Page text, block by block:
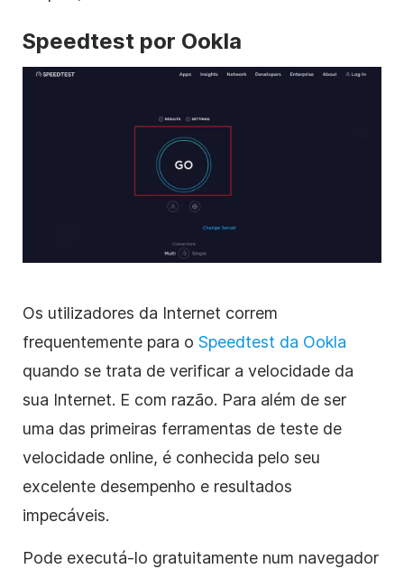
Speedtest por Ookla
Os utilizadores da Internet correm
frequentemente para o Speedtest da Ookla
quando se trata de verificar a velocidade da
sua Internet. E com razão. Para além de ser
uma das primeiras ferramentas de teste de
velocidade online, é conhecida pelo seu
excelente desempenho e resultados
impecáveis.
Pode executá-lo gratuitamente num navegador